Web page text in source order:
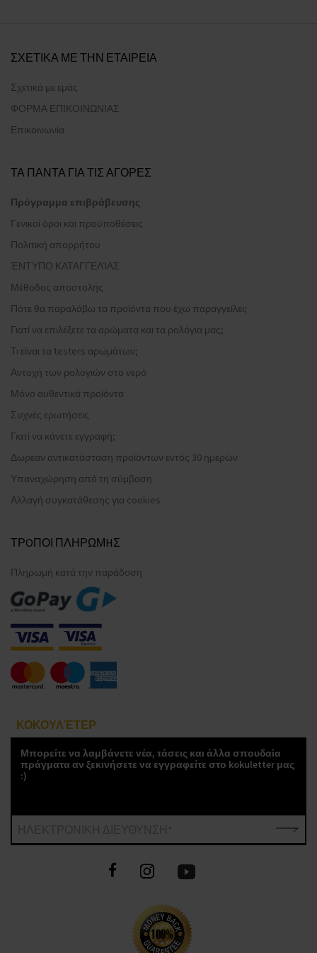
ΣΧΕΤΙΚΑ ΜΕ ΤΗΝ ΕΤΑΙΡΕΙΑ
Σχετικά με εμάς
ΦΟΡΜΑ ΕΠΙΚΟΙΝΩΝΙΑΣ
Επικοινωνία
ΤΑ ΠΑΝΤΑ ΓΙΑ ΤΙΣ ΑΓΟΡΕΣ
Πρόγραμμα επιβράβευσης
Γενικοί όροι και προϋποθέσεις
Πολιτική απορρήτου
ΈΝΤΥΠΟ ΚΑΤΑΓΓΕΛΊΑΣ
Μέθοδος αποστολής
Πότε θα παραλάβω τα προϊόντα που έχω παραγγείλει;
Γιατί να επιλέξετε τα αρώματα και τα ρολόγια μας;
Τι είναι τα testers αρωμάτων;
Αντοχή των ρολογιών στο νερό
Μόνο αυθεντικά προϊόντα
Συχνές ερωτήσεις
Γιατί να κάνετε εγγραφή;
Δωρεάν αντικατάσταση προϊόντων εντός 30 ημερών
Υπαναχώρηση από τη σύμβαση
Αλλαγή συγκατάθεσης για cookies
ΤΡOΠΟΙ ΠΛΗΡΩΜHΣ
Πληρωμή κατά την παράδοση
ΚΟΚΟΥΛΈΤΕΡ
Μπορείτε να λαμβάνετε νέα, τάσεις και άλλα σπουδαία
πράγματα αν ξεκινήσετε να εγγραφείτε στο kokuletter μας
:)